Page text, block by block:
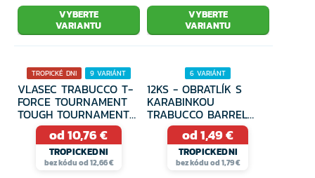
VYBERTE
VARIANTU
VYBERTE
VARIANTU
TROPICKÉ DNI 9 VARIÁNT
VLASEC TRABUCCO T-
FORCE TOURNAMENT
TOUGH TOURNAMENT
CLASS 300M
od 10,76 €
TROPICKEDNI
bez kódu od 12,66 €
6 VARIÁNT
12KS - OBRATLÍK S
KARABINKOU
TRABUCCO BARREL
SAFETY SNAP
od 1,49 €
TROPICKEDNI
bez kódu od 1,79 €